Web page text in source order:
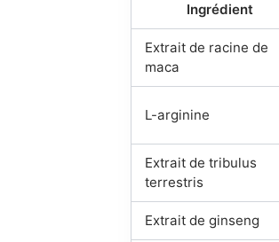
Ingrédient
Extrait de racine de
maca
L-arginine
Extrait de tribulus
terrestris
Extrait de ginseng